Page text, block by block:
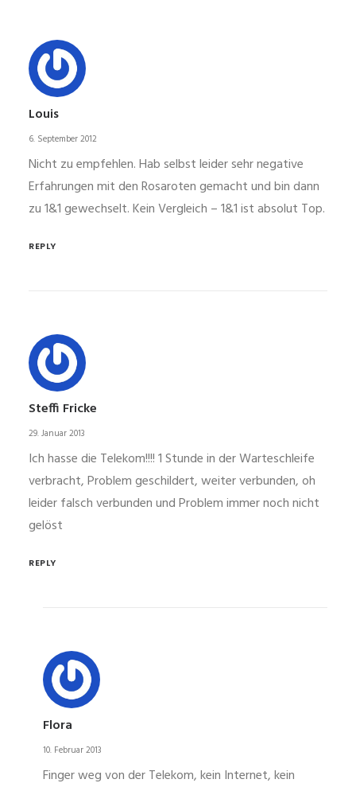
Louis
6. September 2012
Nicht zu empfehlen. Hab selbst leider sehr negative
Erfahrungen mit den Rosaroten gemacht und bin dann
zu 1&1 gewechselt. Kein Vergleich – 1&1 ist absolut Top.
REPLY
Steffi Fricke
29. Januar 2013
Ich hasse die Telekom!!!! 1 Stunde in der Warteschleife
verbracht, Problem geschildert, weiter verbunden, oh
leider falsch verbunden und Problem immer noch nicht
gelöst
REPLY
Flora
10. Februar 2013
Finger weg von der Telekom, kein Internet, kein